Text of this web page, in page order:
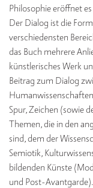
Philosophie eröffnet
Der Dialog ist die
verschiedensten
das Buch mehrere
künstlerisches Werk
Beitrag zum Dialog
Spur, Zeichen (sowie
Themen, die in den
sind, dem der
Semiotik,
bildenden Künste
und Post-Avantgarde).